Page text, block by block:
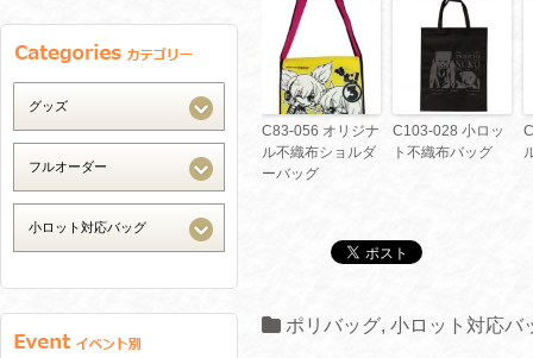
C83-056 オリジナ
ル不織布ショルダ
ーバッグ
C103-028 小ロッ
ト不織布バッグ
ポリバッグ, 小ロット対応バ